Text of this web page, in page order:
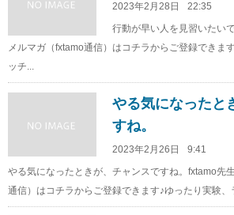
2023年2月28日
22:35
行動が早い人を見習いたい
メルマガ（fxtamo通信）はコチラからご登録できま
ッチ...
やる気になったと
すね。
2023年2月26日
9:41
やる気になったときが、チャンスですね。fxtamo先
通信）はコチラからご登録できます♪ゆったり実験、